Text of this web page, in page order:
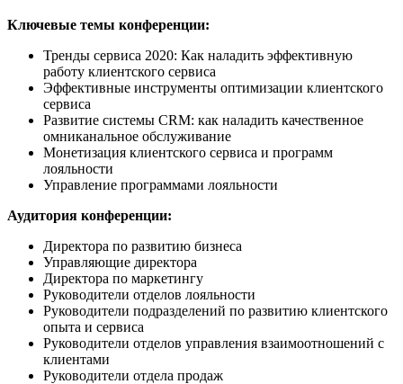
Ключевые темы конференции:
Тренды сервиса 2020: Как наладить эффективную
работу клиентского сервиса
Эффективные инструменты оптимизации клиентского
сервиса
Развитие системы CRM: как наладить качественное
омниканальное обслуживание
Монетизация клиентского сервиса и программ
лояльности
Управление программами лояльности
Аудитория конференции:
Директора по развитию бизнеса
Управляющие директора
Директора по маркетингу
Руководители отделов лояльности
Руководители подразделений по развитию клиентского
опыта и сервиса
Руководители отделов управления взаимоотношений с
клиентами
Руководители отдела продаж